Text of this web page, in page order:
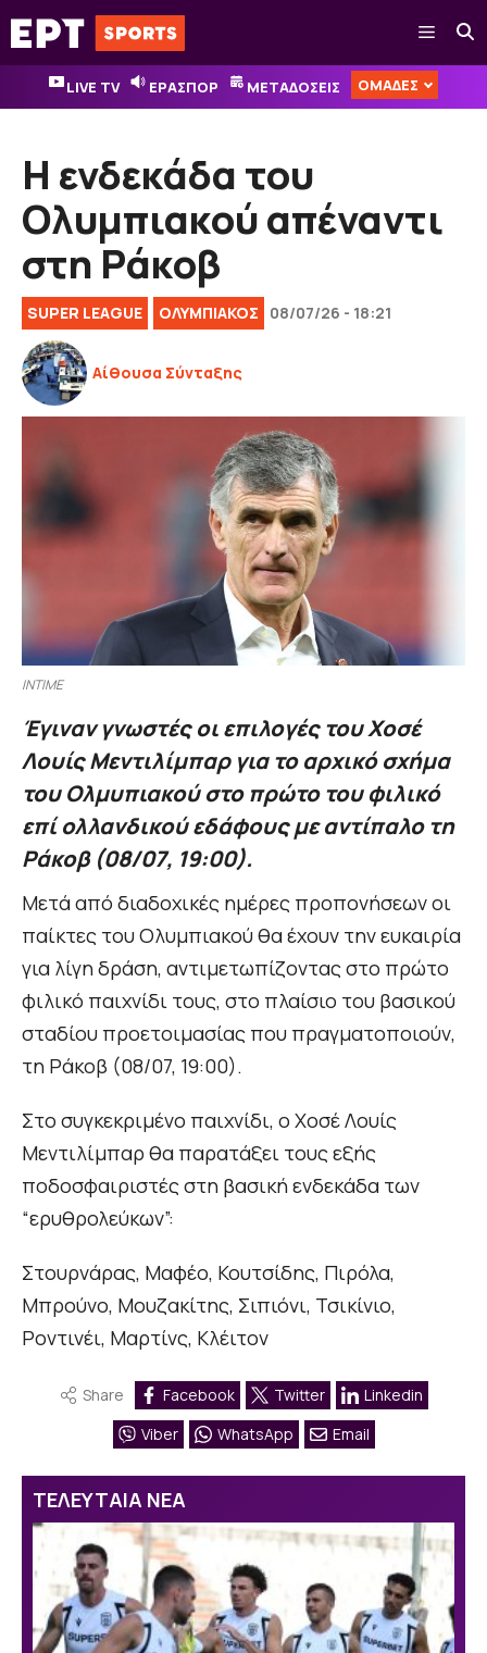
Μετάβαση
σε
περιεχόμενο
Μενού
LIVE TV ΕΡΑΣΠΟΡ ΜΕΤΑΔΟΣΕΙΣ ΟΜΑΔΕΣ
Η ενδεκάδα του
Ολυμπιακού απέναντι
στη Ράκοβ
SUPER LEAGUE ΟΛΥΜΠΙΑΚΟΣ 08/07/26 - 18:21
Αίθουσα Σύνταξης
INTIME
Έγιναν γνωστές οι επιλογές του Χοσέ
Λουίς Μεντιλίμπαρ για το αρχικό σχήμα
του Ολμυπιακού στο πρώτο του φιλικό
επί ολλανδικού εδάφους με αντίπαλο τη
Ράκοβ (08/07, 19:00).
Μετά από διαδοχικές ημέρες προπονήσεων οι
παίκτες του Ολυμπιακού θα έχουν την ευκαιρία
για λίγη δράση, αντιμετωπίζοντας στο πρώτο
φιλικό παιχνίδι τους, στο πλαίσιο του βασικού
σταδίου προετοιμασίας που πραγματοποιούν,
τη Ράκοβ (08/07, 19:00).
Στο συγκεκριμένο παιχνίδι, ο Χοσέ Λουίς
Μεντιλίμπαρ θα παρατάξει τους εξής
ποδοσφαιριστές στη βασική ενδεκάδα των
“ερυθρολεύκων”:
Στουρνάρας, Μαφέο, Κουτσίδης, Πιρόλα,
Μπρούνο, Μουζακίτης, Σιπιόνι, Τσικίνιο,
Ροντινέι, Μαρτίνς, Κλέιτον
Share Facebook Twitter
Linkedin
Viber
WhatsApp Email
ΤΕΛΕΥΤΑΙΑ ΝΕΑ